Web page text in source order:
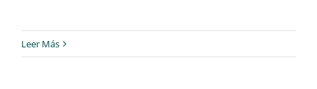
Leer Más